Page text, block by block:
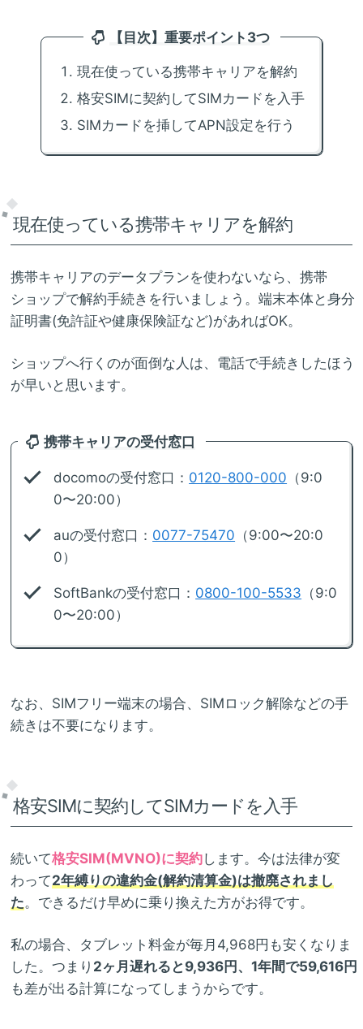
【目次】重要ポイント3つ
現在使っている携帯キャリアを解約
格安SIMに契約してSIMカードを入手
SIMカードを挿してAPN設定を行う
現在使っている携帯キャリアを解約
携帯キャリアのデータプランを使わないなら、携帯
ショップで解約手続きを行いましょう。端末本体と身分
証明書(免許証や健康保険証など)があればOK。
ショップへ行くのが面倒な人は、電話で手続きしたほう
が早いと思います。
携帯キャリアの受付窓口
docomoの受付窓口： 0120-800-000 （9:0
0〜20:00）
auの受付窓口： 0077-75470 （9:00〜20:0
0）
SoftBankの受付窓口： 0800-100-5533 （9:0
0〜20:00）
なお、SIMフリー端末の場合、SIMロック解除などの手
続きは不要になります。
格安SIMに契約してSIMカードを入手
続いて格安SIM(MVNO)に契約します。今は法律が変
わって2年縛りの違約金(解約清算金)は撤廃されまし
た。できるだけ早めに乗り換えた方がお得です。
私の場合、タブレット料金が毎月4,968円も安くなりま
した。つまり 2ヶ月遅れると9,936円、1年間で59,616円
も差が出る計算になってしまうからです。